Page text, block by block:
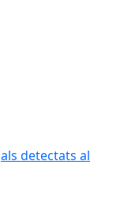
detectats al